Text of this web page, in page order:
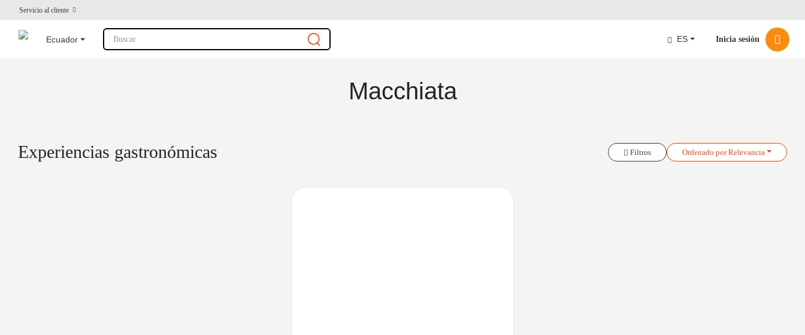
Servicio al cliente
Ecuador Buscar ES Inicia sesión
Macchiata
Experiencias gastronómicas Filtros Ordenado por Relevancia